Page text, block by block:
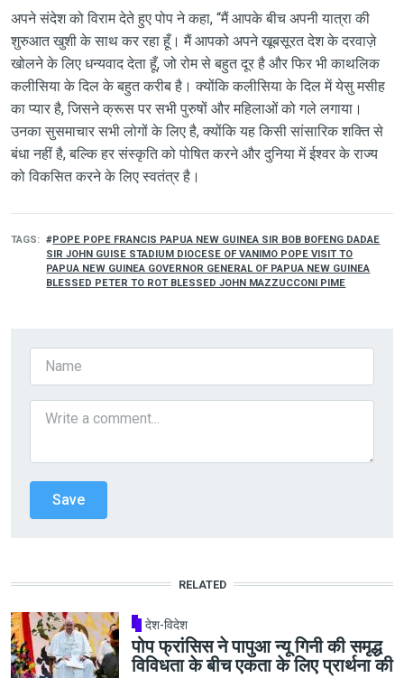
अपने संदेश को विराम देते हुए पोप ने कहा, “मैं आपके बीच अपनी यात्रा की
शुरुआत खुशी के साथ कर रहा हूँ। मैं आपको अपने खूबसूरत देश के दरवाज़े
खोलने के लिए धन्यवाद देता हूँ, जो रोम से बहुत दूर है और फिर भी काथलिक
कलीसिया के दिल के बहुत करीब है। क्योंकि कलीसिया के दिल में येसु मसीह
का प्यार है, जिसने क्रूस पर सभी पुरुषों और महिलाओं को गले लगाया।
उनका सुसमाचार सभी लोगों के लिए है, क्योंकि यह किसी सांसारिक शक्ति से
बंधा नहीं है, बल्कि हर संस्कृति को पोषित करने और दुनिया में ईश्वर के राज्य
को विकसित करने के लिए स्वतंत्र है।
TAGS
POPE POPE FRANCIS PAPUA NEW GUINEA SIR BOB BOFENG DADAE
SIR JOHN GUISE STADIUM DIOCESE OF VANIMO POPE VISIT TO
PAPUA NEW GUINEA GOVERNOR GENERAL OF PAPUA NEW GUINEA
BLESSED PETER TO ROT BLESSED JOHN MAZZUCCONI PIME
RELATED
देश-विदेश
पोप फ्रांसिस ने पापुआ न्यू गिनी की समृद्ध
विविधता के बीच एकता के लिए प्रार्थना की